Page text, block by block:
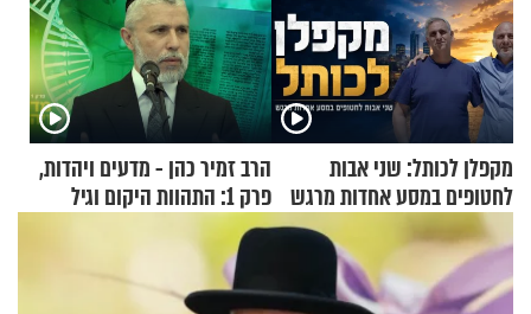
מקפלן לכותל: שני אבות
לחטופים במסע אחדות מרגש
הרב זמיר כהן - מדעים ויהדות,
פרק 1: התהוות היקום וגיל
העולם